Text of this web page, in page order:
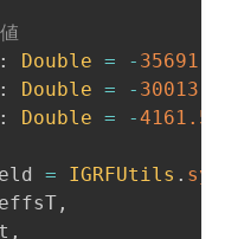
: Double = -
: Double = -
: Double = -
= IGRFUtils .
,
,